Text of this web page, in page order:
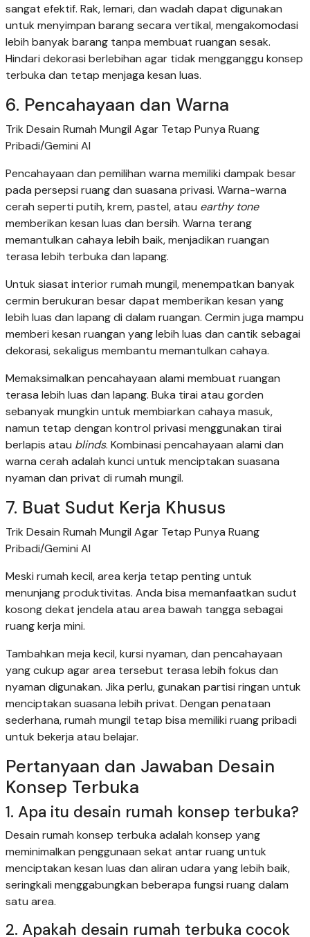
sangat efektif. Rak, lemari, dan wadah dapat digunakan
untuk menyimpan barang secara vertikal, mengakomodasi
lebih banyak barang tanpa membuat ruangan sesak.
Hindari dekorasi berlebihan agar tidak mengganggu konsep
terbuka dan tetap menjaga kesan luas.
6. Pencahayaan dan Warna
Trik Desain Rumah Mungil Agar Tetap Punya Ruang
Pribadi/Gemini AI
Pencahayaan dan pemilihan warna memiliki dampak besar
pada persepsi ruang dan suasana privasi. Warna-warna
cerah seperti putih, krem, pastel, atau earthy tone
memberikan kesan luas dan bersih. Warna terang
memantulkan cahaya lebih baik, menjadikan ruangan
terasa lebih terbuka dan lapang.
Untuk siasat interior rumah mungil, menempatkan banyak
cermin berukuran besar dapat memberikan kesan yang
lebih luas dan lapang di dalam ruangan. Cermin juga mampu
memberi kesan ruangan yang lebih luas dan cantik sebagai
dekorasi, sekaligus membantu memantulkan cahaya.
Memaksimalkan pencahayaan alami membuat ruangan
terasa lebih luas dan lapang. Buka tirai atau gorden
sebanyak mungkin untuk membiarkan cahaya masuk,
namun tetap dengan kontrol privasi menggunakan tirai
berlapis atau blinds. Kombinasi pencahayaan alami dan
warna cerah adalah kunci untuk menciptakan suasana
nyaman dan privat di rumah mungil.
7. Buat Sudut Kerja Khusus
Trik Desain Rumah Mungil Agar Tetap Punya Ruang
Pribadi/Gemini AI
Meski rumah kecil, area kerja tetap penting untuk
menunjang produktivitas. Anda bisa memanfaatkan sudut
kosong dekat jendela atau area bawah tangga sebagai
ruang kerja mini.
Tambahkan meja kecil, kursi nyaman, dan pencahayaan
yang cukup agar area tersebut terasa lebih fokus dan
nyaman digunakan. Jika perlu, gunakan partisi ringan untuk
menciptakan suasana lebih privat. Dengan penataan
sederhana, rumah mungil tetap bisa memiliki ruang pribadi
untuk bekerja atau belajar.
Pertanyaan dan Jawaban Desain
Konsep Terbuka
1. Apa itu desain rumah konsep terbuka?
Desain rumah konsep terbuka adalah konsep yang
meminimalkan penggunaan sekat antar ruang untuk
menciptakan kesan luas dan aliran udara yang lebih baik,
seringkali menggabungkan beberapa fungsi ruang dalam
satu area.
2. Apakah desain rumah terbuka cocok